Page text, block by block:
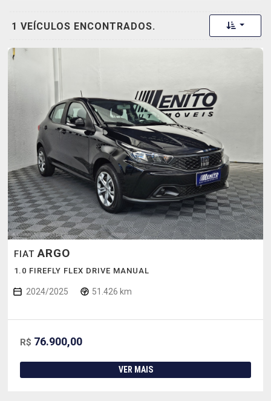
1 VEÍCULOS ENCONTRADOS. Toggle
FIATARGO
1.0 FIREFLY FLEX DRIVE MANUAL
2024/2025 51.426 km
R$ 76.900,00
VER MAIS